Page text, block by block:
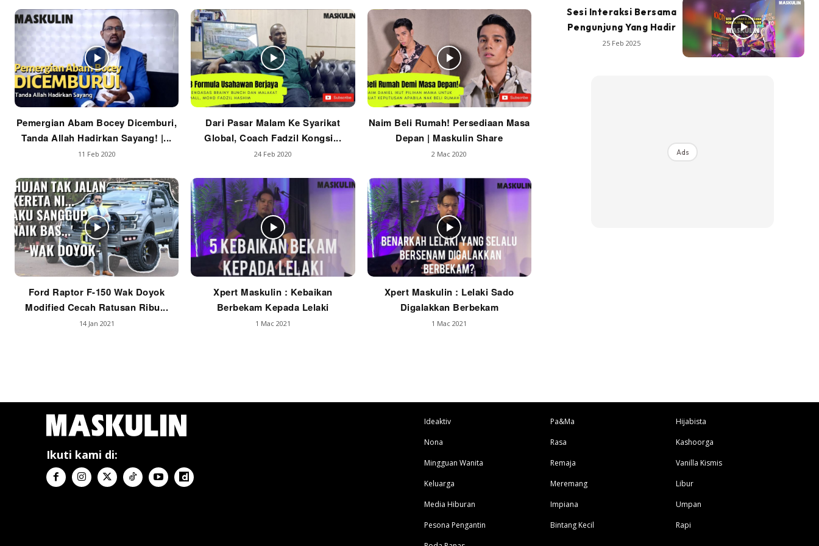
Pemergian Abam Bocey Dicemburi,
Tanda Allah Hadirkan Sayang! |...
11 Feb 2020
Dari Pasar Malam Ke Syarikat
Global, Coach Fadzil Kongsi...
24 Feb 2020
Naim Beli Rumah! Persediaan Masa
Depan | Maskulin Share
2 Mac 2020
Ford Raptor F-150 Wak Doyok
Modified Cecah Ratusan Ribu...
14 Jan 2021
Xpert Maskulin : Kebaikan
Berbekam Kepada Lelaki
1 Mac 2021
Xpert Maskulin : Lelaki Sado
Digalakkan Berbekam
1 Mac 2021
Sesi Interaksi Bersama
Pengunjung Yang Hadir
25 Feb 2025
Ads
Ikuti kami di:
Ideaktiv
Nona
Mingguan Wanita
Keluarga
Media Hiburan
Pesona Pengantin
Pa&Ma
Rasa
Remaja
Meremang
Impiana
Bintang Kecil
Hijabista
Kashoorga
Vanilla Kismis
Libur
Umpan
Rapi